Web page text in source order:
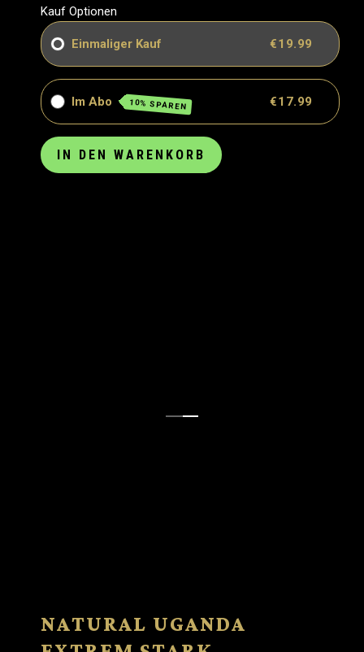
Kauf Optionen
Einmaliger Kauf €19.99
Im Abo 10% SPAREN €17.99
IN DEN WARENKORB
NATURAL UGANDA